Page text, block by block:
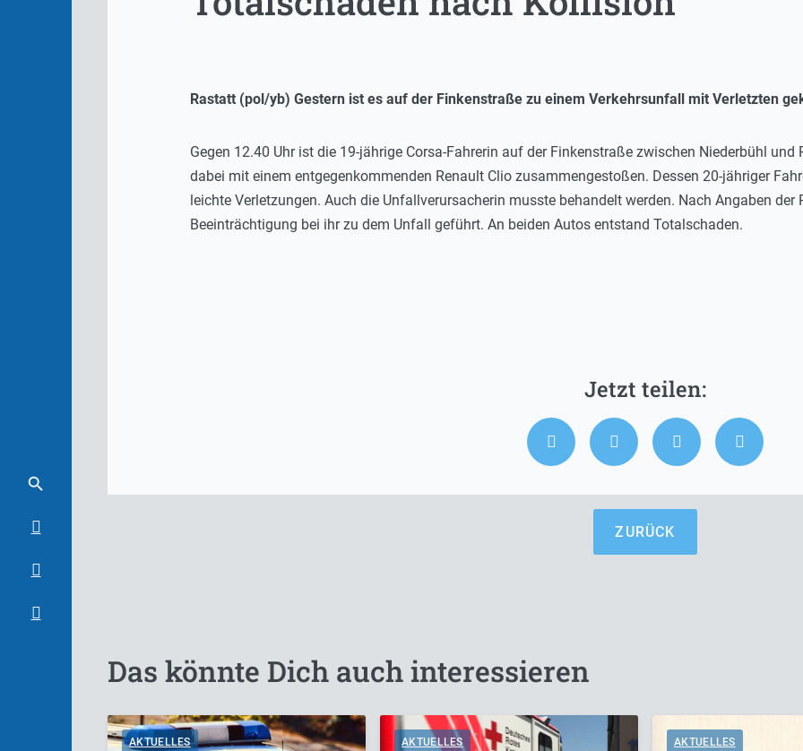
Rastatt (pol/yb) Gestern ist es auf der Finkenstraße zu einem Verkehrsunfall mit Verletzten
Gegen 12.40 Uhr ist die 19-jährige Corsa-Fahrerin auf der Finkenstraße zwischen Niederbühl
dabei mit einem entgegenkommenden Renault Clio zusammengestoßen. Dessen 20-jähriger
leichte Verletzungen. Auch die Unfallverursacherin musste behandelt werden. Nach Angaben
Beeinträchtigung bei ihr zu dem Unfall geführt. An beiden Autos entstand Totalschaden.
ZURÜCK
Das könnte Dich auch interessieren
AKTUELLES AKTUELLES AKTUELLES